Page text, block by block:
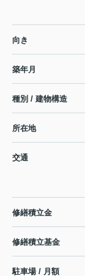
向き
築年月
種別 / 建物構造
所在地
交通
修繕積立金
修繕積立基金
駐車場 / 月額